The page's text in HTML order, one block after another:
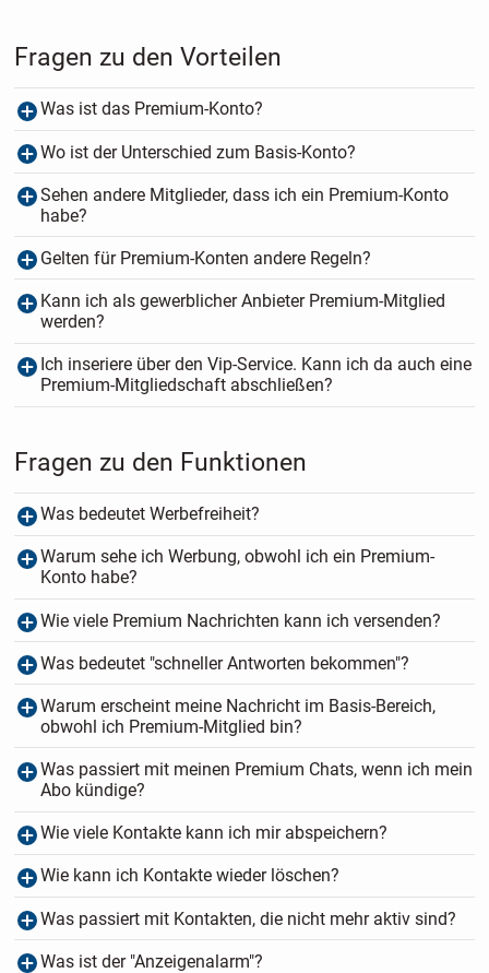
Fragen zu den Vorteilen
Was ist das Premium-Konto?
Wo ist der Unterschied zum Basis-Konto?
Sehen andere Mitglieder, dass ich ein Premium-Konto
habe?
Gelten für Premium-Konten andere Regeln?
Kann ich als gewerblicher Anbieter Premium-Mitglied
werden?
Ich inseriere über den Vip-Service. Kann ich da auch eine
Premium-Mitgliedschaft abschließen?
Fragen zu den Funktionen
Was bedeutet Werbefreiheit?
Warum sehe ich Werbung, obwohl ich ein Premium-
Konto habe?
Wie viele Premium Nachrichten kann ich versenden?
Was bedeutet "schneller Antworten bekommen"?
Warum erscheint meine Nachricht im Basis-Bereich,
obwohl ich Premium-Mitglied bin?
Was passiert mit meinen Premium Chats, wenn ich mein
Abo kündige?
Wie viele Kontakte kann ich mir abspeichern?
Wie kann ich Kontakte wieder löschen?
Was passiert mit Kontakten, die nicht mehr aktiv sind?
Was ist der "Anzeigenalarm"?